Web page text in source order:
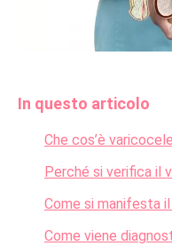
In questo articolo
Che cos’è
Perché si verifica il
Come si manifesta
Come viene